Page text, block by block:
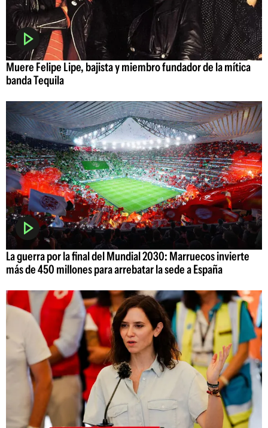
Muere Felipe Lipe, bajista y miembro fundador de la mítica
banda Tequila
La guerra por la final del Mundial 2030: Marruecos invierte
más de 450 millones para arrebatar la sede a España